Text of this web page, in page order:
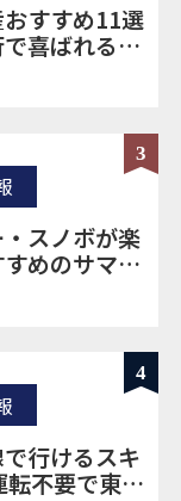
すすめ11選
で喜ばれる定
3
スノボが楽
めのサマー
4
行けるスキ
不要で東京